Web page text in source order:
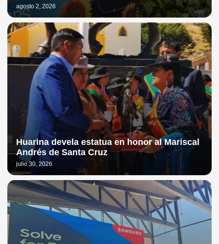
agosto 2, 2026
Huarina devela estatua en honor al Mariscal
Andrés de Santa Cruz
julio 30, 2026